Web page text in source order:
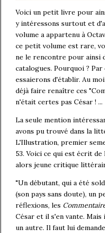
Voici un petit livre pour
y intéressons surtout et
volume a appartenu à
ce petit volume est rare,
ne le rencontre pour ainsi
catalogues. Pourquoi ? Par
essaierons d'établir. Au
déjà faire renaître ces
n'était certes pas César ! ...
La seule mention
avons pu trouvé dans la
L'Illustration, premier
53. Voici ce qui est écrit
alors jeune critique
"Un débutant, qui a été
(son pays sans doute), un
réflexions, les
César et il s'en vante.
un autre. Il faut lui